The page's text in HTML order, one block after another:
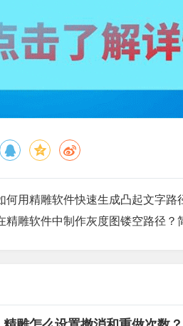
何用精雕软件快速生成凸起文字路
精雕软件中制作灰度图镂空路径？